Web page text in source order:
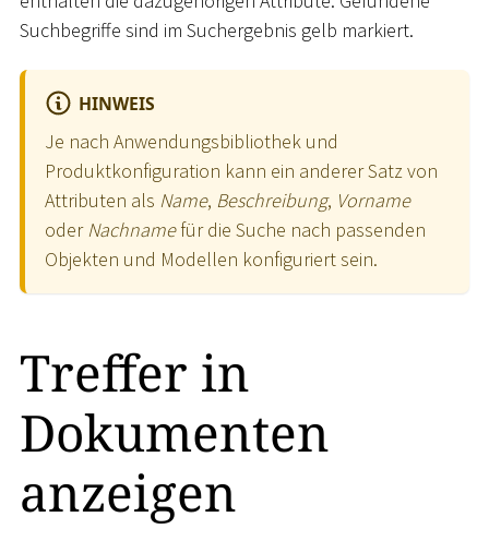
Suchbegriffe sind im Suchergebnis gelb markiert.
HINWEIS
Je nach Anwendungsbibliothek und
Produktkonfiguration kann ein anderer Satz von
Attributen als Name, Beschreibung, Vorname
oderNachnamefür die Suche nach passenden
Objekten und Modellen konfiguriert sein.
Treffer in
Dokumenten
anzeigen